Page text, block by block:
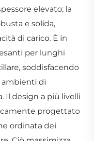
elevato; la
e solida,
di carico. È in
per lunghi
soddisfacendo
ambienti di
Il design a più livelli
progettato
ordinata dei